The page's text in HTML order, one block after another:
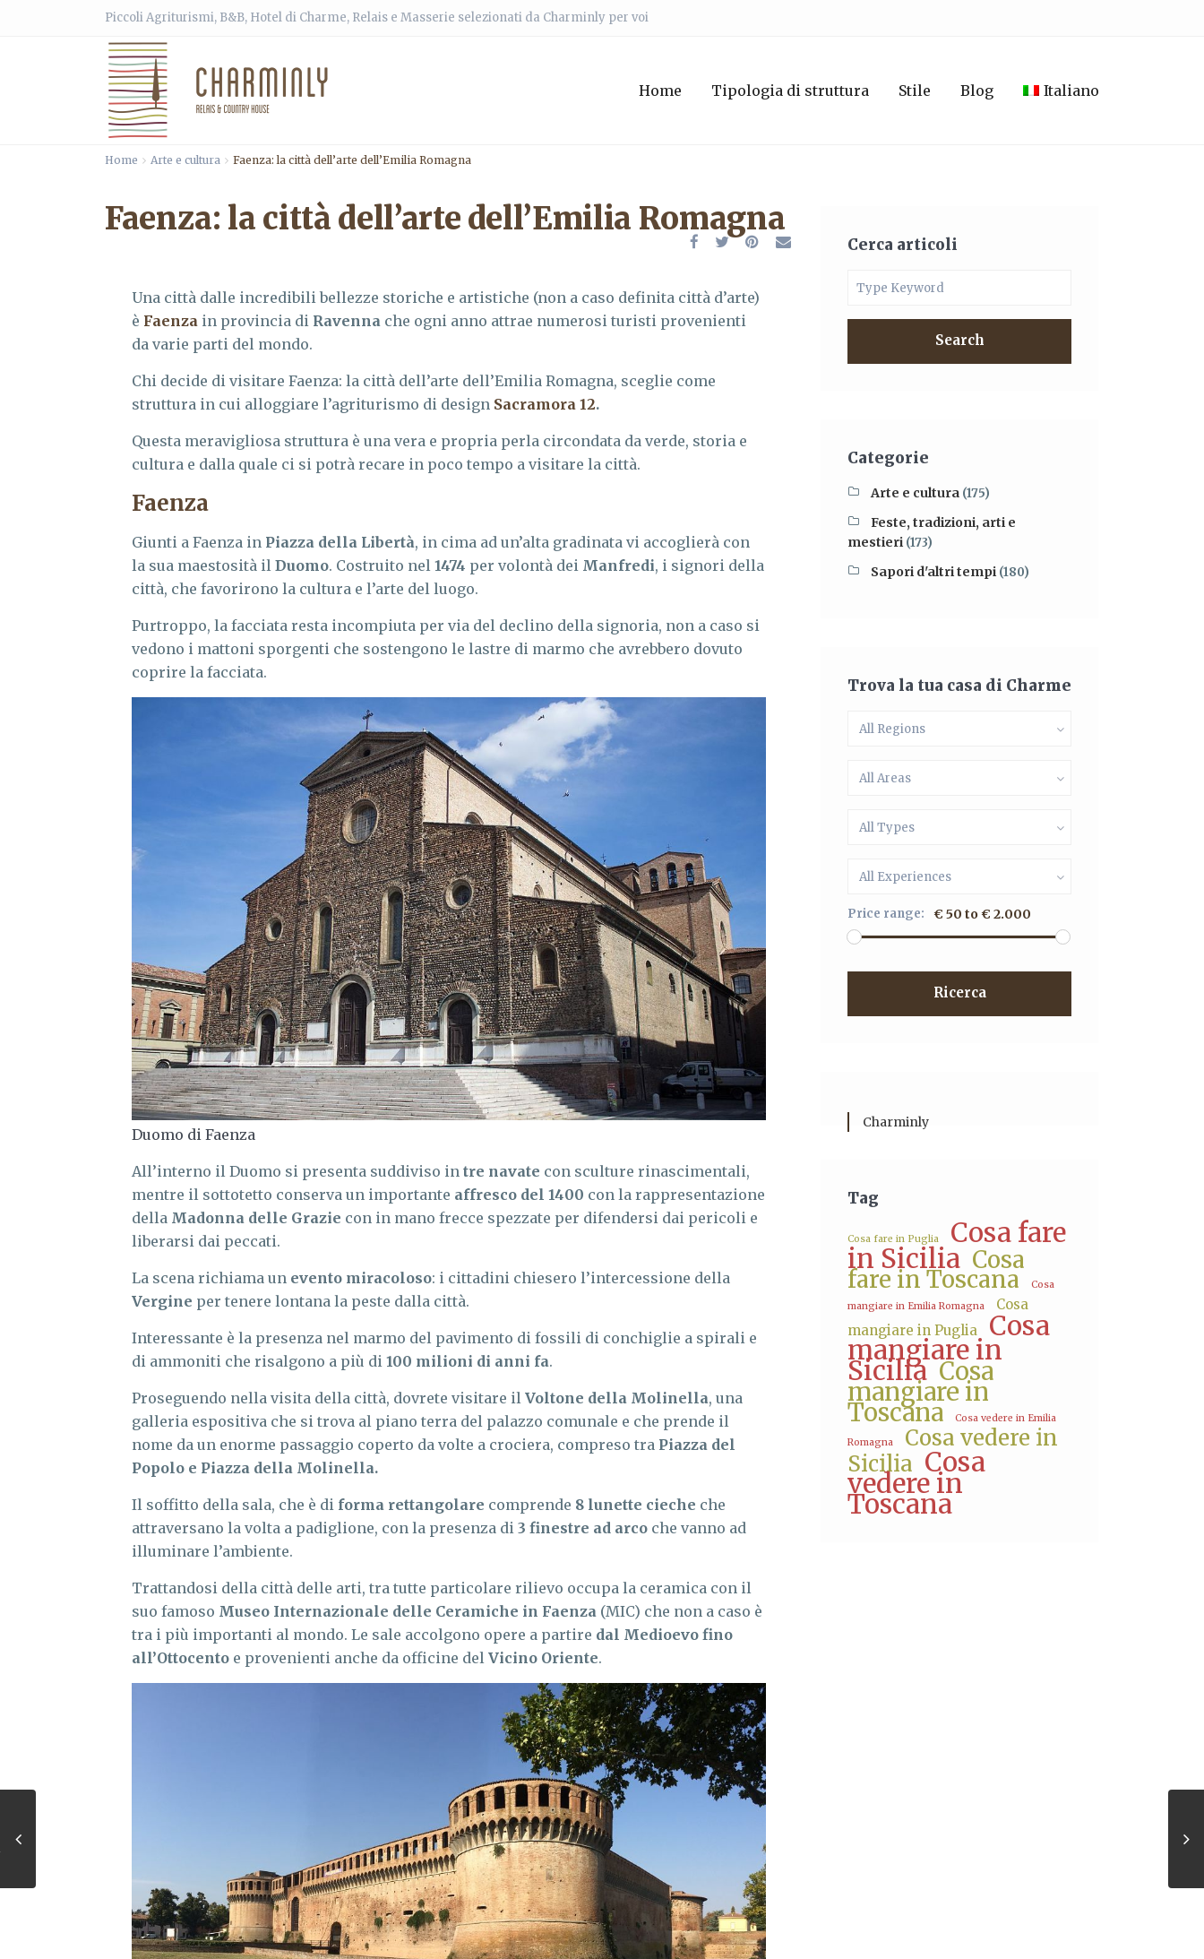
Piccoli Agriturismi, B&B, Hotel di Charme, Relais e Masserie selezionati da Charminly per voi
Home Tipologia di struttura Stile Blog Italiano
Home Arte e cultura Faenza: la città dell’arte dell’Emilia Romagna
Faenza: la città dell’arte dell’Emilia Romagna
Una città dalle incredibili bellezze storiche e artistiche (non a caso definita città d’arte)
è Faenza in provincia di Ravenna che ogni anno attrae numerosi turisti provenienti
da varie parti del mondo.
Chi decide di visitare Faenza: la città dell’arte dell’Emilia Romagna, sceglie come
struttura in cui alloggiare l’agriturismo di design Sacramora 12.
Questa meravigliosa struttura è una vera e propria perla circondata da verde, storia e
cultura e dalla quale ci si potrà recare in poco tempo a visitare la città.
Faenza
Giunti a Faenza in Piazza della Libertà, in cima ad un’alta gradinata vi accoglierà con
la sua maestosità il Duomo. Costruito nel 1474 per volontà dei Manfredi, i signori della
città, che favorirono la cultura e l’arte del luogo.
Purtroppo, la facciata resta incompiuta per via del declino della signoria, non a caso si
vedono i mattoni sporgenti che sostengono le lastre di marmo che avrebbero dovuto
coprire la facciata.
Duomo di Faenza
All’interno il Duomo si presenta suddiviso in tre navate con sculture rinascimentali,
mentre il sottotetto conserva un importante affresco del 1400 con la rappresentazione
della Madonna delle Grazie con in mano frecce spezzate per difendersi dai pericoli e
liberarsi dai peccati.
La scena richiama un evento miracoloso: i cittadini chiesero l’intercessione della
Vergine per tenere lontana la peste dalla città.
Interessante è la presenza nel marmo del pavimento di fossili di conchiglie a spirali e
di ammoniti che risalgono a più di 100 milioni di anni fa.
Proseguendo nella visita della città, dovrete visitare il Voltone della Molinella, una
galleria espositiva che si trova al piano terra del palazzo comunale e che prende il
nome da un enorme passaggio coperto da volte a crociera, compreso tra Piazza del
Popolo e Piazza della Molinella.
Il soffitto della sala, che è di forma rettangolare comprende 8 lunette cieche che
attraversano la volta a padiglione, con la presenza di 3 finestre ad arco che vanno ad
illuminare l’ambiente.
Trattandosi della città delle arti, tra tutte particolare rilievo occupa la ceramica con il
suo famoso Museo Internazionale delle Ceramiche in Faenza (MIC) che non a caso è
tra i più importanti al mondo. Le sale accolgono opere a partire dal Medioevo fino
all’Ottocento e provenienti anche da officine del Vicino Oriente.
Cerca articoli
Search
Categorie
Arte e cultura (175)
Feste, tradizioni, arti e
mestieri (173)
Sapori d'altri tempi (180)
Trova la tua casa di Charme
All Regions
All Areas
All Types
All Experiences
Price range: € 50 to € 2.000
Ricerca
Charminly
Tag
Cosa fare in Puglia Cosa fare
in Sicilia Cosa
fare in Toscana
Cosa
mangiare in Emilia Romagna
Cosa
mangiare in Puglia
Cosa
mangiare in
Sicilia Cosa
mangiare in
Toscana Cosa vedere in Emilia
Romagna
Cosa vedere in
Sicilia Cosa
vedere in
Toscana